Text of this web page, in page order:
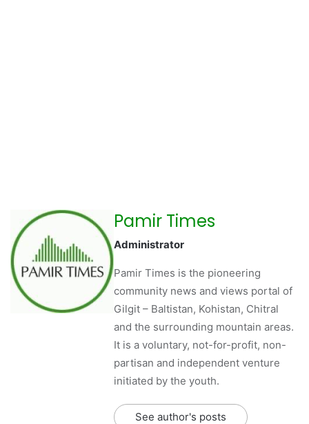
Pamir Times
Administrator
Pamir Times is the pioneering
community news and views portal of
Gilgit – Baltistan, Kohistan, Chitral
and the surrounding mountain areas.
It is a voluntary, not-for-profit, non-
partisan and independent venture
initiated by the youth.
See author's posts